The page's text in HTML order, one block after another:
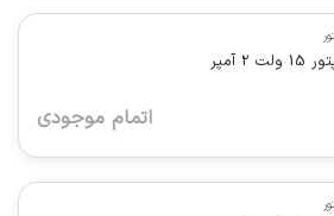
2 آمپر
اتمام موجودی